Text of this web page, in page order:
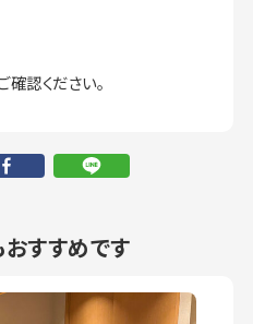
認ください。
おすすめです